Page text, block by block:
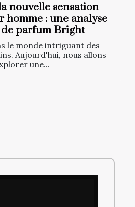
nouvelle sensation
homme : une analyse
parfum Bright
le monde intriguant des
Aujourd'hui, nous allons
une...